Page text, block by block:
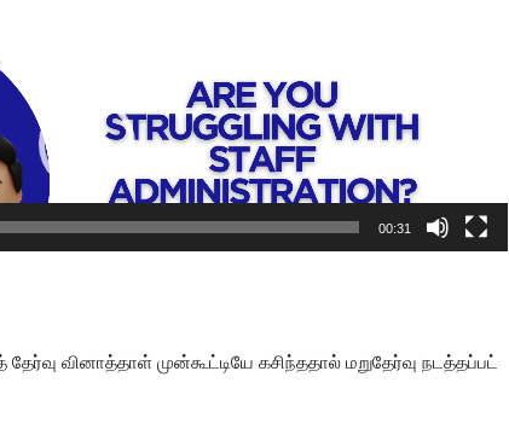
00:31
வினாத்​தாள் முன்​கூட்​டியே கசிந்​ததால் மறு​தேர்வு நடத்தப்பட்​